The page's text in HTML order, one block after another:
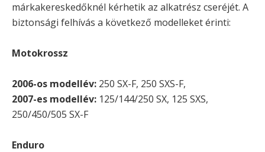
márkakereskedőknél kérhetik az alkatrész cseréjét. A
biztonsági felhívás a következő modelleket érinti:
Motokrossz
2006-os modellév: 250 SX-F, 250 SXS-F,
2007-es modellév: 125/144/250 SX, 125 SXS,
250/450/505 SX-F
Enduro